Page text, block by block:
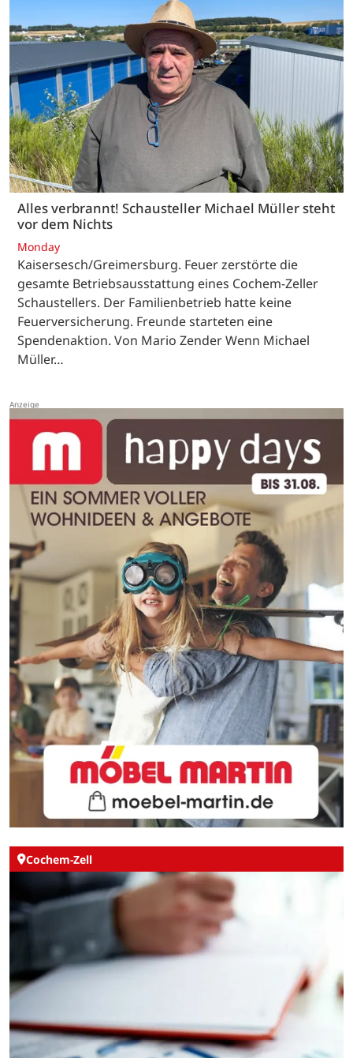
Alles verbrannt! Schausteller Michael Müller steht
vor dem Nichts
Monday
Kaisersesch/Greimersburg. Feuer zerstörte die
gesamte Betriebsausstattung eines Cochem-Zeller
Schaustellers. Der Familienbetrieb hatte keine
Feuerversicherung. Freunde starteten eine
Spendenaktion. Von Mario Zender Wenn Michael
Müller…
Cochem-Zell